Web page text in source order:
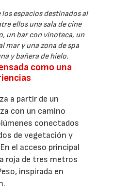
espacios destinados al
ellos una sala de cine
un bar con vinoteca, un
mar y una zona de spa
y bañera de hielo.
como una
a partir de un
con un camino
conectados
de vegetación y
el acceso principal
roja de tres metros
inspirada en